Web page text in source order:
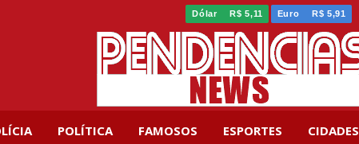
Dólar R$ 5,11 Euro R$ 5,91
POLÍTICA FAMOSOS ESPORTES CIDADES